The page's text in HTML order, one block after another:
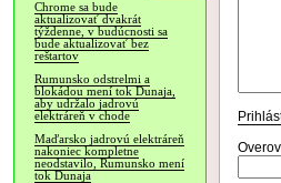
Chrome sa bude
aktualizovať dvakrát
týždenne, v budúcnosti sa
bude aktualizovať bez
reštartov
Rumunsko odstrelmi a
blokádou mení tok Dunaja,
aby udržalo jadrovú
elektráreň v chode
Maďarsko jadrovú elektráreň
nakoniec kompletne
neodstavilo, Rumunsko mení
tok Dunaja